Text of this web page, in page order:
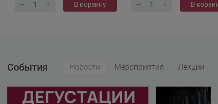
В корзину В
События Новости Мероприятия Лекции